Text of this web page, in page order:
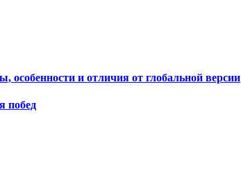
особенности и отличия от глобальной версии
побед